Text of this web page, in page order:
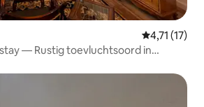
Gemiddelde
4,71 (17)
— Rustig toevluchtsoord in